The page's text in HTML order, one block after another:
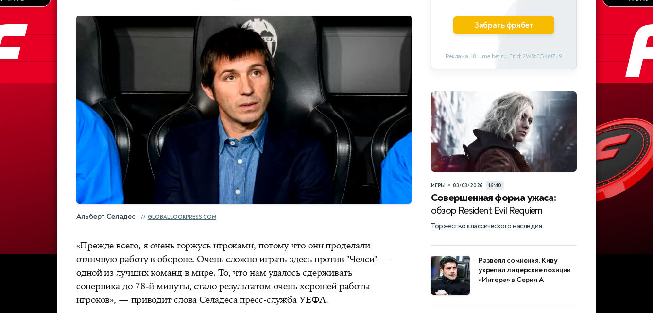
Альберт Селадес GLOBALLOOKPRESS.COM
«Прежде всего, я очень горжусь игроками, потому что они проделали
отличную работу в обороне. Очень сложно играть здесь против "Челси" —
одной из лучших команд в мире. То, что нам удалось сдерживать
соперника до 78-й минуты, стало результатом очень хорошей работы
игроков», — приводит слова Селадеса пресс-служба УЕФА.
Забрать фрибет
Реклама. 18+. melbet.ru. Erid: 2W5zFGKMZJ9
ИГРЫ • 03/03/2026 16:40
Совершенная форма ужаса:
обзор Resident Evil Requiem
Торжество классического наследия
Развеял сомнения. Киву
укрепил лидерские позиции
«Интера» в Серии А